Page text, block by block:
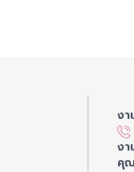
งา
งา
คุ